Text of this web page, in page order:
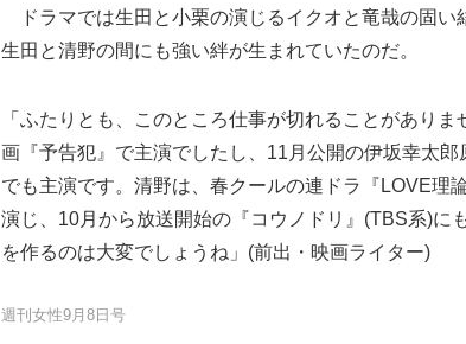
ドラマでは生田と小栗の演じるイクオと竜哉の固い
生田と清野の間にも強い絆が生まれていたのだ。
「ふたりとも、このところ仕事が切れることがあり
画『予告犯』で主演でしたし、11月公開の伊坂幸太郎
でも主演です。清野は、春クールの連ドラ『LOVE理
演じ、10月から放送開始の『コウノドリ』(TBS系)に
を作るのは大変でしょうね」(前出・映画ライター)
週刊女性9月8日号